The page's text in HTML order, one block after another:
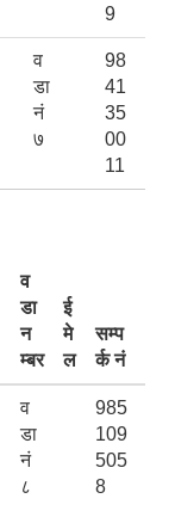
9
व
डा
नं
७
98
41
35
00
11
व
डा
न
म्बर
ई
मे
ल
सम्प
र्क नं
व
डा
नं
८
985
109
505
8